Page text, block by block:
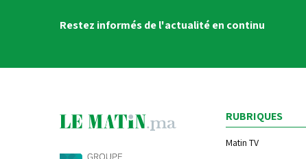
Restez informés de l'actualité en continu
RUBRIQUES
Matin TV